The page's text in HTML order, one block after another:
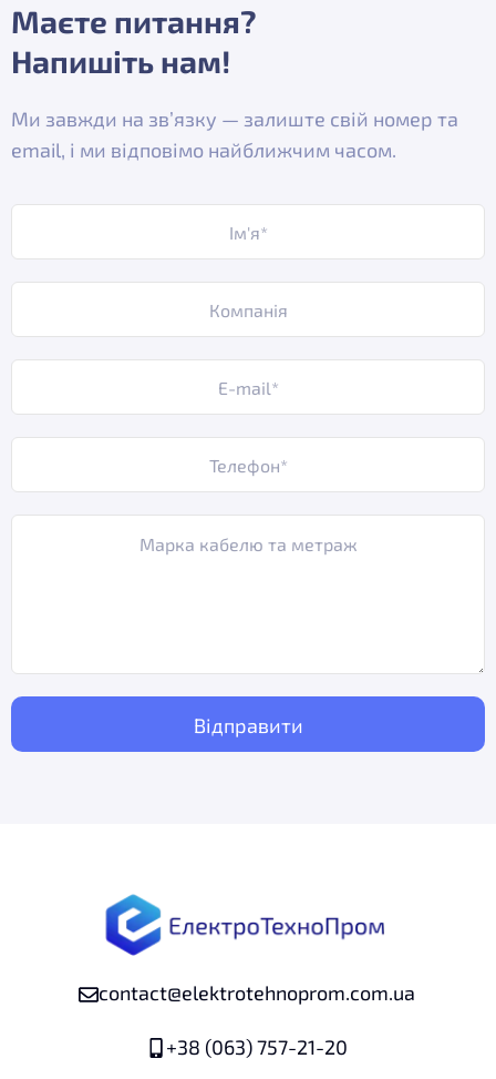
Маєте питання?
Напишіть нам!
Ми завжди на зв’язку — залиште свій номер та
email, і ми відповімо найближчим часом.
contact@elektrotehnoprom.com.ua
+38 (063) 757-21-20